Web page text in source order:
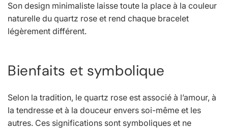
Son design minimaliste laisse toute la place à la couleur
naturelle du quartz rose et rend chaque bracelet
légèrement différent.
Bienfaits et symbolique
Selon la tradition, le quartz rose est associé à l’amour, à
la tendresse et à la douceur envers soi-même et les
autres. Ces significations sont symboliques et ne